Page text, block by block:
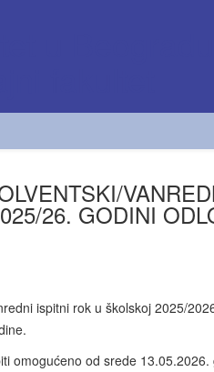
26. GODINI
ispitni rok u školskoj 2025/
omogućeno od srede